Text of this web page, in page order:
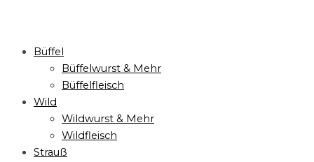
Büffel
Büffelwurst & Mehr
Büffelfleisch
Wild
Wildwurst & Mehr
Wildfleisch
Strauß